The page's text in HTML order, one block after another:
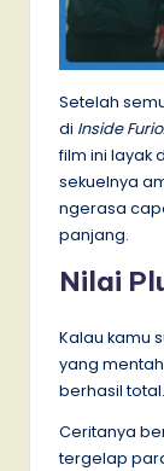
Setelah
di Inside
film ini layak
sekuelnya
ngerasa
panjang.
Nilai
Kalau kamu
yang
berhasil total.
Ceritanya
tergelap